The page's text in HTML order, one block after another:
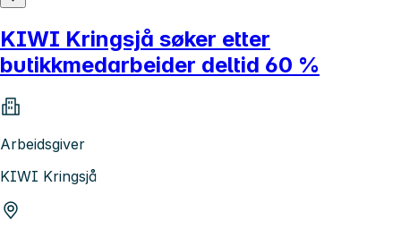
KIWI Kringsjå søker etter
butikkmedarbeider deltid 60 %
Arbeidsgiver
KIWI Kringsjå